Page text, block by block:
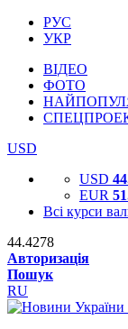
РУС
УКР
ВІДЕО
ФОТО
USD
USD
EUR
Всі курси
44.4278
Авторизація
Пошук
RU